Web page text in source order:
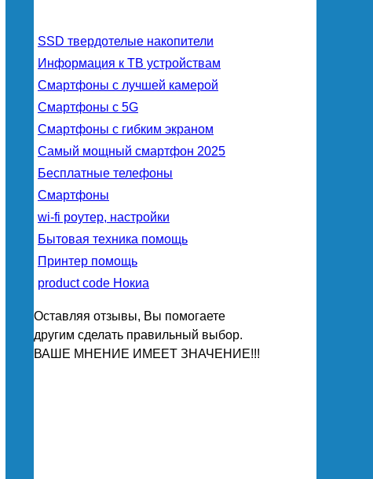
SSD твердотелые накопители
Информация к ТВ устройствам
Смартфоны с лучшей камерой
Смартфоны с 5G
Смартфоны с гибким экраном
Самый мощный смартфон 2025
Бесплатные телефоны
Смартфоны
wi-fi роутер, настройки
Бытовая техника помощь
Принтер помощь
product code Нокиа
Оставляя отзывы, Вы помогаете
другим сделать правильный выбор.
ВАШЕ МНЕНИЕ ИМЕЕТ ЗНАЧЕНИЕ!!!